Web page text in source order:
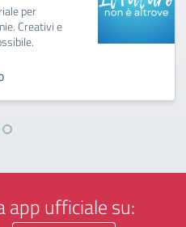
per
Creativi e
app ufficiale su: